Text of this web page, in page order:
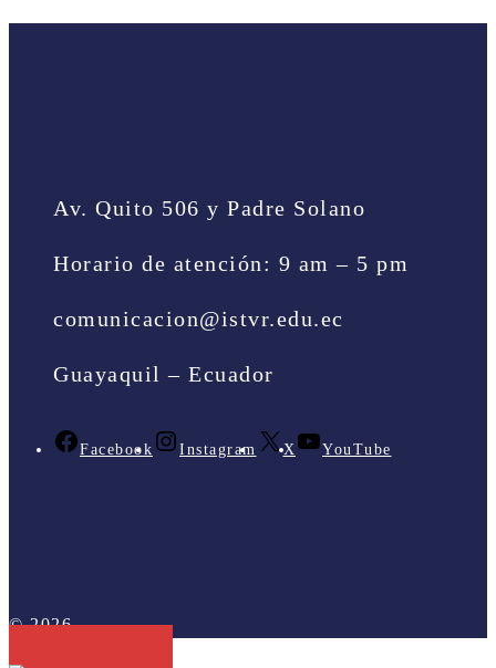
Av. Quito 506 y Padre Solano
Horario de atención: 9 am – 5 pm
comunicacion@istvr.edu.ec
Guayaquil – Ecuador
Facebook Instagram X YouTube
© 2026 .